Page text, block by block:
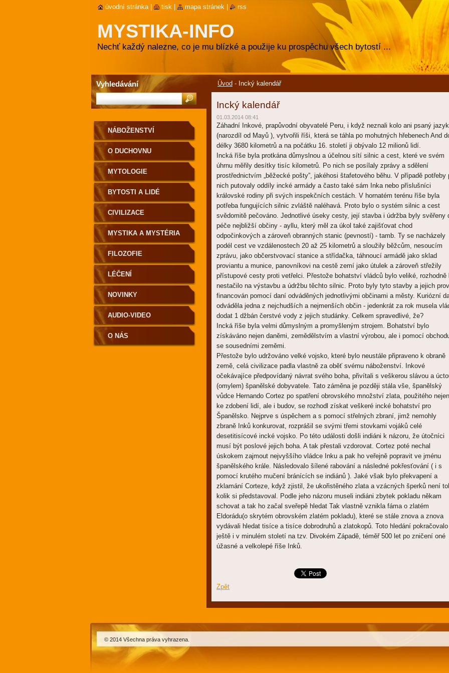
MYSTIKA-INFO
Nechť každý nalezne, co je mu blízké a použije ku prospěchu všech bytostí ...
Úvod - Incký kalendář
Incký kalendář
01.03.2014 08:41
Záhadní Inkové, prapůvodní obyvatelé Peru, i když neznali kolo ani psaný jazyk
(narozdíl od Mayů ), vytvořili říši, která se táhla po mohutných hřebenech And
délky 3680 kilometrů a na počátku 16. století ji obývalo 12 milionů lidí.
Incká říše byla protkána důmyslnou a účelnou sítí silnic a cest, které ve svém
úhrnu měřily desítky tisíc kilometrů. Po nich se posílaly zprávy a sdělení
prostřednictvím „běžecké pošty”, jakéhosi štafetového běhu. V případě potřeby
nich putovaly oddíly incké armády a často také sám Inka nebo příslušníci
královské rodiny při svých inspekčních cestách. V hornatém terénu říše byla
potřeba fungujících silnic zvláště naléhavá. Proto bylo o systém silnic a cest
svědomitě pečováno. Jednotlivé úseky cesty, její stavba i údržba byly svěřeny
péče nejbližší občiny - ayllu, který měl za úkol také zajišťovat chod
odpočinkových a zároveň obranných stanic (pevností) - tamb. Ty se nacházely
podél cest ve vzdálenostech 20 až 25 kilometrů a sloužily běžcům, nesoucím
zprávu, jako občerstvovací stanice a střídačka, táhnoucí armádě jako sklad
proviantu a munice, panovníkovi na cestě zemí jako útulek a zároveň střežily
přístupové cesty proti vetřelci. Přestože bohatství vládců bylo veliké, rozhodně
nestačilo na výstavbu a údržbu těchto silnic. Proto byly tyto stavby a jejich
financován pomocí daní odváděných jednotlivými občinami a městy. Kuriózní
odváděla jedna z nejchudších a nejmenších občin - jedenkrát za rok musela
dodat 1 džbán čerstvé vody z jejich studánky. Celkem spravedlivé, že?
Incká říše byla velmi důmyslným a promyšleným strojem. Bohatství bylo
získáváno nejen daněmi, zemědělstvím a vlastní výrobou, ale i pomocí
se sousedními zeměmi.
Přestože bylo udržováno velké vojsko, které bylo neustále připraveno k obraně
země, celá civilizace padla vlastně za oběť svému náboženství. Inkové
očekávajíce předpovídaný návrat svého boha, přivítali s veškerou slávou a
(omylem) španělské dobyvatele. Tato záměna je později stála vše, španělský
vůdce Hernando Cortez po spatření obrovského množství zlata, použitého nejen
ke zdobení lidí, ale i budov, se rozhodl získat veškeré incké bohatství pro
Španělsko. Nejprve s úspěchem a s pomocí střelných zbraní, jimž nemohly
zbraně Inků konkurovat, rozprášil se svými třemi stovkami vojáků celé
desetitisícové incké vojsko. Po této události došli indiáni k názoru, že útočníci
musí být poslové jejich boha. A tak přestali vzdorovat. Cortez poté nechal
úskokem zajmout nejvyššího vládce Inku a pak ho veřejně popravit ve jménu
španělského krále. Následovalo šílené rabování a následné pokřesťování ( i s
pomocí krutého mučení bránících se indiánů ). Jaké však bylo překvapení a
zklamání Corteze, když zjistil, že ukořistěného zlata a vzácných šperků není
kolik si představoval. Podle jeho názoru museli indiáni zbytek pokladu někam
schovat a tak ho začal sveřepě hledat Tak vlastně vznikla fáma o zlatém
Eldorádu(o skrytém obrovském zlatém pokladu), které se stále znova a znova
vydávali hledat tisíce a tisíce dobrodruhů a zlatokopů. Toto hledání pokračovalo
ještě i v minulém století na tzv. Divokém Západě, téměř 500 let po zničení oné
úžasné a velkolepé říše Inků.
Zpět
NÁBOŽENSTVÍ
O DUCHOVNU
MYTOLOGIE
BYTOSTI A LIDÉ
CIVILIZACE
MYSTIKA A MYSTÉRIA
FILOZOFIE
LÉČENÍ
NOVINKY
AUDIO-VIDEO
O NÁS
Vyhledávání
úvodní stránka tisk mapa stránek rss
© 2014 Všechna práva vyhrazena.